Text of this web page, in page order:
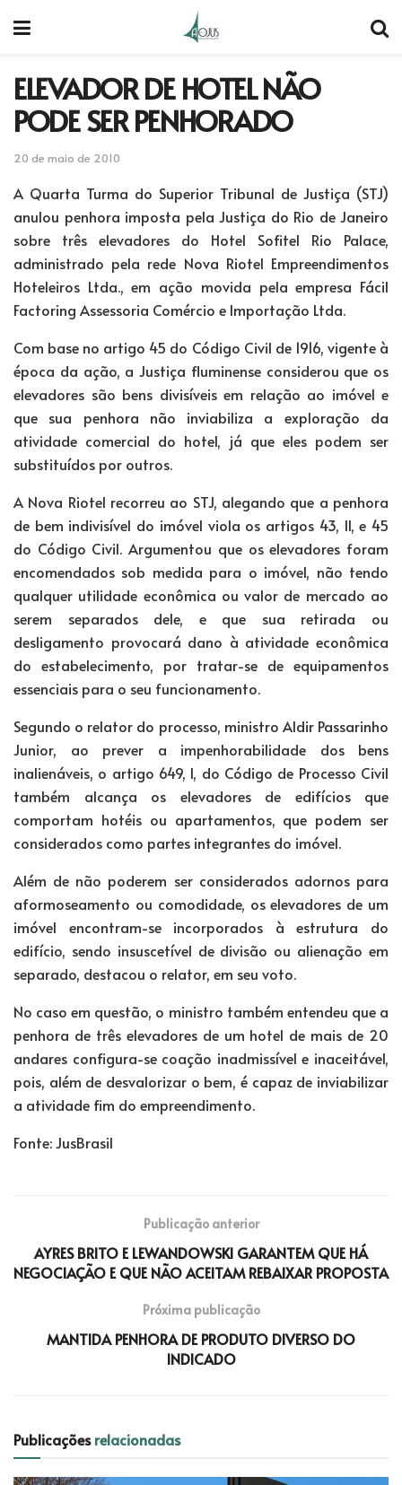
ELEVADOR DE HOTEL NÃO
PODE SER PENHORADO
20 de maio de 2010
A Quarta Turma do Superior Tribunal de Justiça (STJ)
anulou penhora imposta pela Justiça do Rio de Janeiro
sobre três elevadores do Hotel Sofitel Rio Palace,
administrado pela rede Nova Riotel Empreendimentos
Hoteleiros Ltda., em ação movida pela empresa Fácil
Factoring Assessoria Comércio e Importação Ltda.
Com base no artigo 45 do Código Civil de 1916, vigente à
época da ação, a Justiça fluminense considerou que os
elevadores são bens divisíveis em relação ao imóvel e
que sua penhora não inviabiliza a exploração da
atividade comercial do hotel, já que eles podem ser
substituídos por outros.
A Nova Riotel recorreu ao STJ, alegando que a penhora
de bem indivisível do imóvel viola os artigos 43, II, e 45
do Código Civil. Argumentou que os elevadores foram
encomendados sob medida para o imóvel, não tendo
qualquer utilidade econômica ou valor de mercado ao
serem separados dele, e que sua retirada ou
desligamento provocará dano à atividade econômica
do estabelecimento, por tratar-se de equipamentos
essenciais para o seu funcionamento.
Segundo o relator do processo, ministro Aldir Passarinho
Junior, ao prever a impenhorabilidade dos bens
inalienáveis, o artigo 649, I, do Código de Processo Civil
também alcança os elevadores de edifícios que
comportam hotéis ou apartamentos, que podem ser
considerados como partes integrantes do imóvel.
Além de não poderem ser considerados adornos para
aformoseamento ou comodidade, os elevadores de um
imóvel encontram-se incorporados à estrutura do
edifício, sendo insuscetível de divisão ou alienação em
separado, destacou o relator, em seu voto.
No caso em questão, o ministro também entendeu que a
penhora de três elevadores de um hotel de mais de 20
andares configura-se coação inadmissível e inaceitável,
pois, além de desvalorizar o bem, é capaz de inviabilizar
a atividade fim do empreendimento.
Fonte: JusBrasil
Publicação anterior
AYRES BRITO E LEWANDOWSKI GARANTEM QUE HÁ
NEGOCIAÇÃO E QUE NÃO ACEITAM REBAIXAR PROPOSTA
Próxima publicação
MANTIDA PENHORA DE PRODUTO DIVERSO DO
INDICADO
Publicaçõesrelacionadas